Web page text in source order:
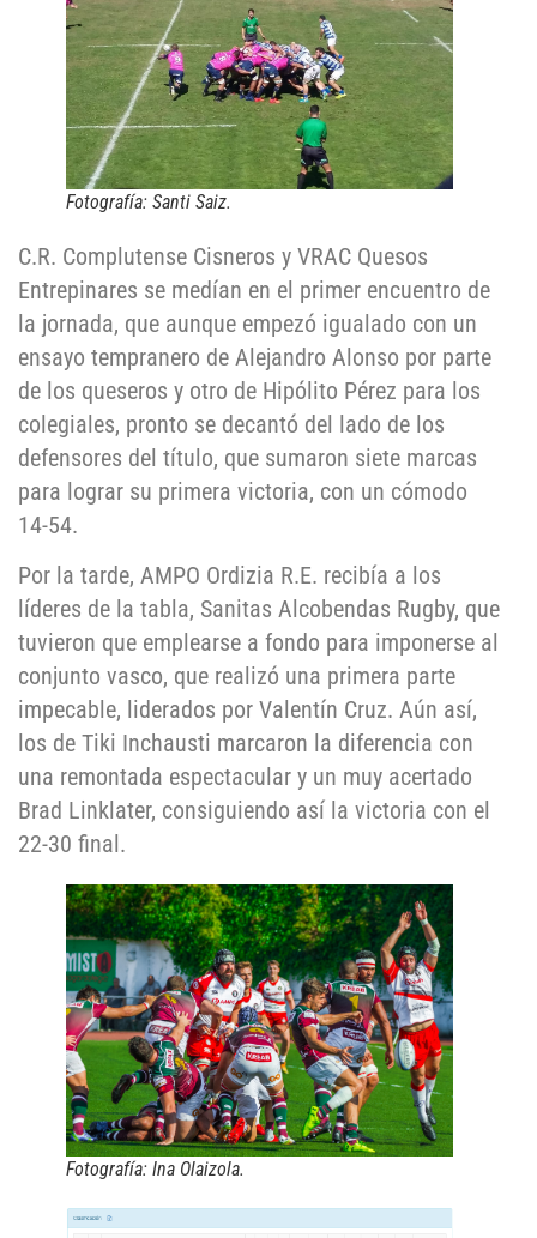
Fotografía: Santi Saiz.
C.R. Complutense Cisneros y VRAC Quesos
Entrepinares se medían en el primer encuentro de
la jornada, que aunque empezó igualado con un
ensayo tempranero de Alejandro Alonso por parte
de los queseros y otro de Hipólito Pérez para los
colegiales, pronto se decantó del lado de los
defensores del título, que sumaron siete marcas
para lograr su primera victoria, con un cómodo
14-54.
Por la tarde, AMPO Ordizia R.E. recibía a los
líderes de la tabla, Sanitas Alcobendas Rugby, que
tuvieron que emplearse a fondo para imponerse al
conjunto vasco, que realizó una primera parte
impecable, liderados por Valentín Cruz. Aún así,
los de Tiki Inchausti marcaron la diferencia con
una remontada espectacular y un muy acertado
Brad Linklater, consiguiendo así la victoria con el
22-30 final.
Fotografía: Ina Olaizola.